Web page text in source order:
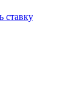
ставку